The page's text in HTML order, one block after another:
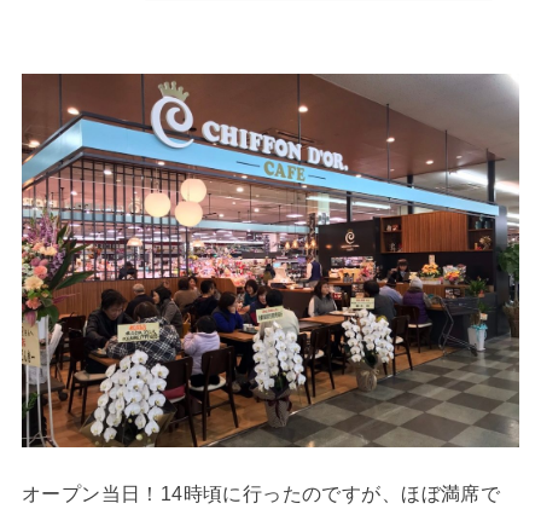
オープン当日！14時頃に行ったのですが、ほぼ満席で